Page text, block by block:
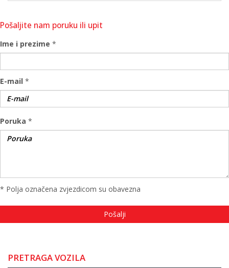
Pošaljite nam poruku ili upit
Ime i prezime *
E-mail *
Poruka *
* Polja označena zvjezdicom su obavezna
PRETRAGA VOZILA